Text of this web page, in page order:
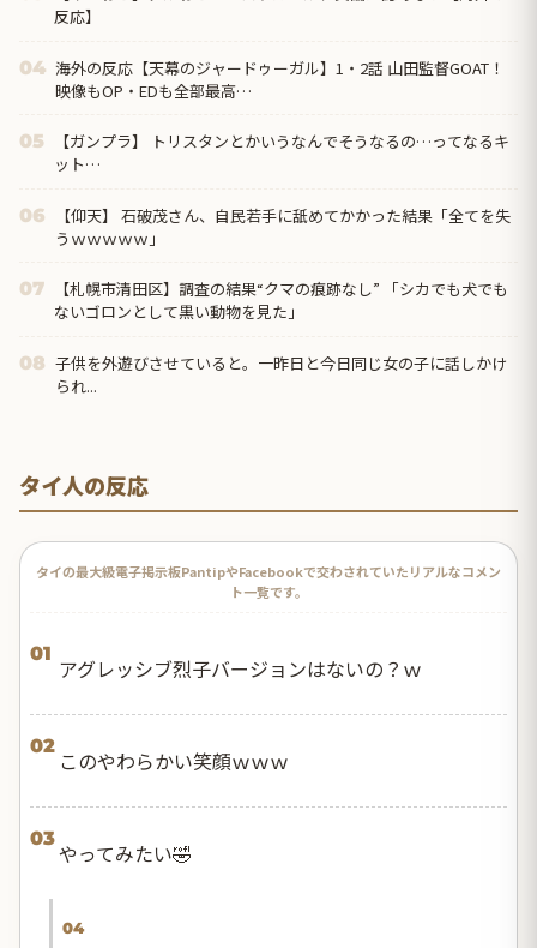
反応】
04 海外の反応【天幕のジャードゥーガル】1・2話 山田監督GOAT！
映像もOP・EDも全部最高…
05
【ガンプラ】 トリスタンとかいうなんでそうなるの…ってなるキ
ット…
06
【仰天】 石破茂さん、自民若手に舐めてかかった結果「全てを失
うｗｗｗｗｗ」
07
【札幌市清田区】調査の結果“クマの痕跡なし” 「シカでも犬でも
ないゴロンとして黒い動物を見た」
08 子供を外遊びさせていると。一昨日と今日同じ女の子に話しかけ
られ...
タイ人の反応
タイの最大級電子掲示板PantipやFacebookで交わされていたリアルなコメン
ト一覧です。
01
アグレッシブ烈子バージョンはないの？ｗ
02
このやわらかい笑顔ｗｗｗ
03
やってみたい🤣
04